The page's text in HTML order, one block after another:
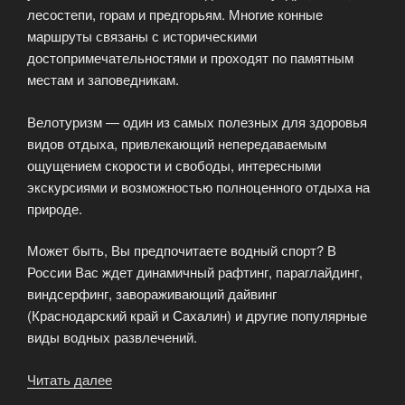
лесостепи, горам и предгорьям. Многие конные
маршруты связаны с историческими
достопримечательностями и проходят по памятным
местам и заповедникам.
Велотуризм — один из самых полезных для здоровья
видов отдыха, привлекающий непередаваемым
ощущением скорости и свободы, интересными
экскурсиями и возможностью полноценного отдыха на
природе.
Может быть, Вы предпочитаете водный спорт? В
России Вас ждет динамичный рафтинг, параглайдинг,
виндсерфинг, завораживающий дайвинг
(Краснодарский край и Сахалин) и другие популярные
виды водных развлечений.
Читать далее